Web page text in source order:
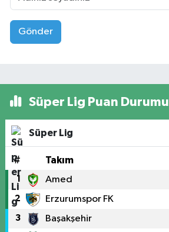
Gönder
Süper Lig Puan Durumu
Süper Lig
# Takım
1 Amed
2 Erzurumspor FK
3 Başakşehir